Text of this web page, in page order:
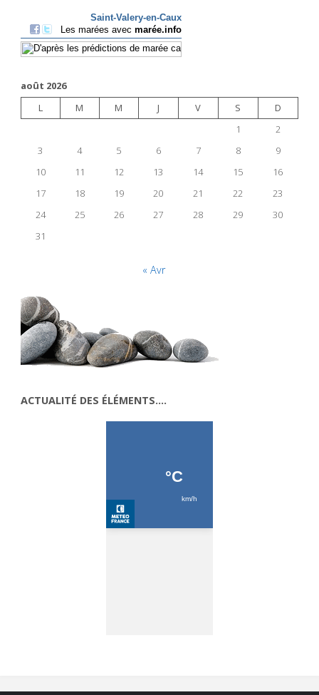
août 2026
L
M M J V S
D
1
2
3
4 5 6 7 8
9
10
11 12 13 14 15
16
17
18 19 20 21 22
23
24
25 26 27 28 29
30
31
« Avr
ACTUALITÉ DES ÉLÉMENTS….